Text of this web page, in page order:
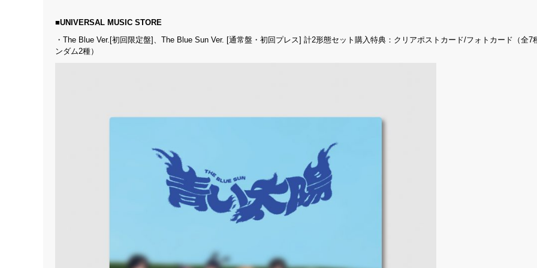
■UNIVERSAL MUSIC STORE
・The Blue Ver.[初回限定盤]、The Blue Sun Ver. [通常盤・初回プレス] 計2形態セット購入特典：クリアポストカード/フォトカード（全7
ンダム2種）